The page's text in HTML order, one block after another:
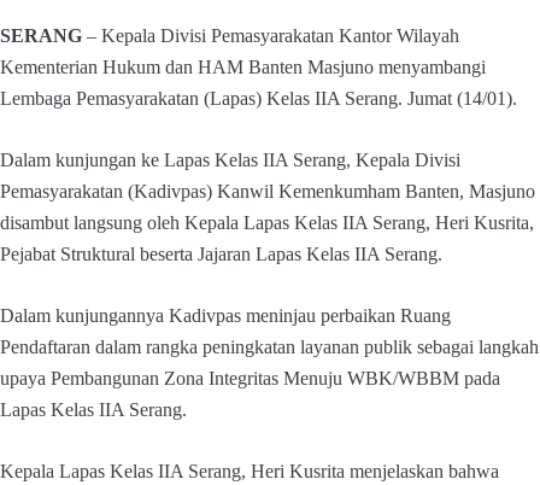
SERANG – Kepala Divisi Pemasyarakatan Kantor Wilayah
Kementerian Hukum dan HAM Banten Masjuno menyambangi
Lembaga Pemasyarakatan (Lapas) Kelas IIA Serang. Jumat (14/01).
Dalam kunjungan ke Lapas Kelas IIA Serang, Kepala Divisi
Pemasyarakatan (Kadivpas) Kanwil Kemenkumham Banten, Masjuno
disambut langsung oleh Kepala Lapas Kelas IIA Serang, Heri Kusrita,
Pejabat Struktural beserta Jajaran Lapas Kelas IIA Serang.
Dalam kunjungannya Kadivpas meninjau perbaikan Ruang
Pendaftaran dalam rangka peningkatan layanan publik sebagai langkah
upaya Pembangunan Zona Integritas Menuju WBK/WBBM pada
Lapas Kelas IIA Serang.
Kepala Lapas Kelas IIA Serang, Heri Kusrita menjelaskan bahwa